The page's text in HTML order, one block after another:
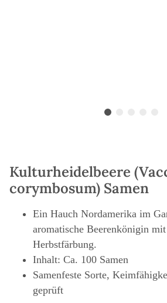
Kulturheidelbeere
corymbosum) Samen
Ein Hauch Nordamerika im
aromatische Beerenkönigin
Herbstfärbung.
Inhalt: Ca. 100 Samen
Samenfeste Sorte,
geprüft